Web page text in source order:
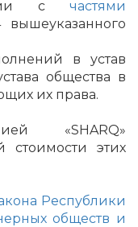
с
частями
вышеуказанного
в устав
общества в
их права.
«SHARQ»
стоимости этих
Республики
обществ и